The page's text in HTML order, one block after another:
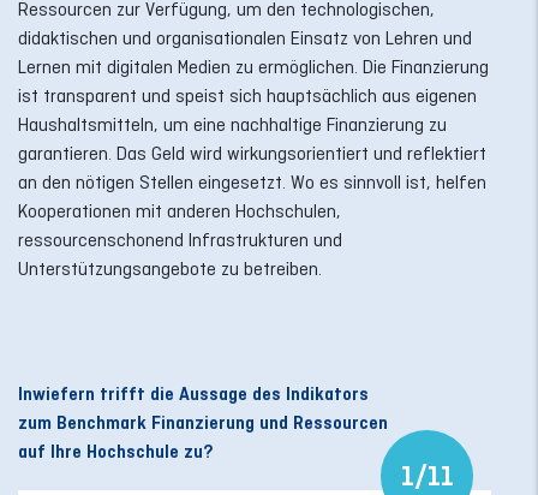
Ressourcen zur Verfügung, um den technologischen,
didaktischen und organisationalen Einsatz von Lehren und
Lernen mit digitalen Medien zu ermöglichen. Die Finanzierung
ist transparent und speist sich hauptsächlich aus eigenen
Haushaltsmitteln, um eine nachhaltige Finanzierung zu
garantieren. Das Geld wird wirkungsorientiert und reflektiert
an den nötigen Stellen eingesetzt. Wo es sinnvoll ist, helfen
Kooperationen mit anderen Hochschulen,
ressourcenschonend Infrastrukturen und
Unterstützungsangebote zu betreiben.
Inwiefern trifft die Aussage des Indikators
zum Benchmark Finanzierung und Ressourcen
auf Ihre Hochschule zu?
1/11